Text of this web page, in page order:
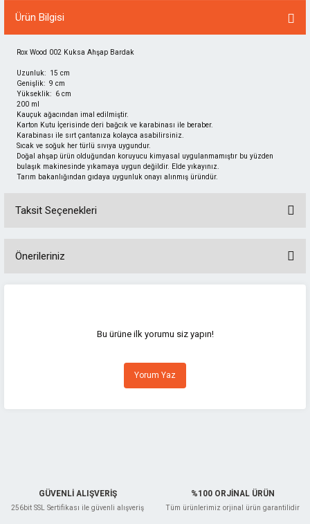
Ürün Bilgisi
Rox Wood 002 Kuksa Ahşap Bardak
Uzunluk: 15 cm
Genişlik: 9 cm
Yükseklik: 6 cm
200 ml
Kauçuk ağacından imal edilmiştir.
Karton Kutu İçerisinde deri bağcık ve karabinası ile beraber.
Karabinası ile sırt çantanıza kolayca asabilirsiniz.
Sıcak ve soğuk her türlü sıvıya uygundur.
Doğal ahşap ürün olduğundan koruyucu kimyasal uygulanmamıştır bu yüzden
bulaşık makinesinde yıkamaya uygun değildir. Elde yıkayınız.
Tarım bakanlığından gıdaya uygunluk onayı alınmış üründür.
Taksit Seçenekleri
Önerileriniz
Görüş ve önerileriniz için teşekkür ederiz.
Ürün resmi kalitesiz, bozuk veya görüntülenemiyor.
Ürün açıklamasında eksik bilgiler bulunuyor.
Bu ürüne ilk yorumu siz yapın!
Yorum Yaz
GÜVENLİ ALIŞVERİŞ
256bit SSL Sertifikası ile güvenli alışveriş
%100 ORJİNAL ÜRÜN
Tüm ürünlerimiz orjinal ürün garantilidir